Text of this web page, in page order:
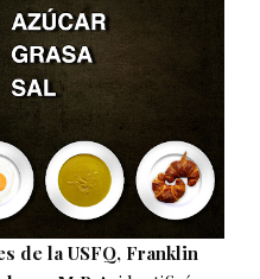
de la USFQ, Franklin